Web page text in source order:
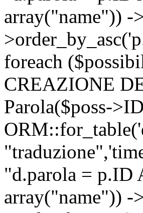
array("name")) -
foreach
CREAZIONE
Parola($poss-
"d.parola = p.ID
array("name")) -